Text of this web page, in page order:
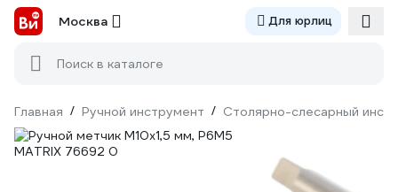
Москва Для юрлиц
Поиск в каталоге
Главная / Ручной инструмент / Столярно-слесарный